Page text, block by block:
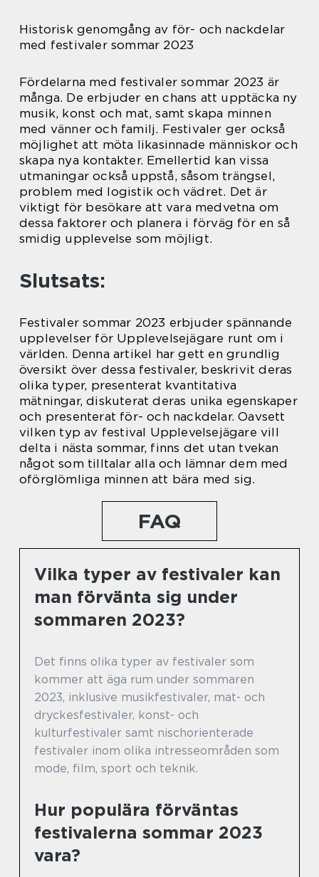
Historisk genomgång av för- och nackdelar
med festivaler sommar 2023
Fördelarna med festivaler sommar 2023 är
många. De erbjuder en chans att upptäcka ny
musik, konst och mat, samt skapa minnen
med vänner och familj. Festivaler ger också
möjlighet att möta likasinnade människor och
skapa nya kontakter. Emellertid kan vissa
utmaningar också uppstå, såsom trängsel,
problem med logistik och vädret. Det är
viktigt för besökare att vara medvetna om
dessa faktorer och planera i förväg för en så
smidig upplevelse som möjligt.
Slutsats:
Festivaler sommar 2023 erbjuder spännande
upplevelser för Upplevelsejägare runt om i
världen. Denna artikel har gett en grundlig
översikt över dessa festivaler, beskrivit deras
olika typer, presenterat kvantitativa
mätningar, diskuterat deras unika egenskaper
och presenterat för- och nackdelar. Oavsett
vilken typ av festival Upplevelsejägare vill
delta i nästa sommar, finns det utan tvekan
något som tilltalar alla och lämnar dem med
oförglömliga minnen att bära med sig.
FAQ
Vilka typer av festivaler kan
man förvänta sig under
sommaren 2023?
Det finns olika typer av festivaler som
kommer att äga rum under sommaren
2023, inklusive musikfestivaler, mat- och
dryckesfestivaler, konst- och
kulturfestivaler samt nischorienterade
festivaler inom olika intresseområden som
mode, film, sport och teknik.
Hur populära förväntas
festivalerna sommar 2023
vara?